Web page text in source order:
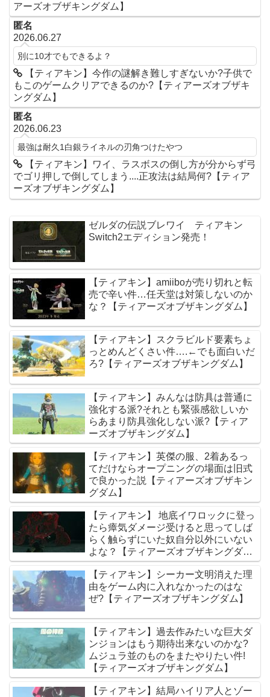
アーズオブザキングダム】
匿名
2026.06.27
別に10才でもできるよ？
【ティアキン】今作の謎解き難しすぎないか?子供で
もこのゲームクリアできるのか?【ティアーズオブザキ
ングダム】
匿名
2026.06.23
最強は耐久1白銀ライネルの刃角つけたやつ
【ティアキン】ワイ、ラスボスの倒し方が分からず弓
でゴリ押しで倒してしまう....正攻法は結局何?【ティア
ーズオブザキングダム】
ゼルダの伝説ブレワイ ティアキン
Switch2エディション発売！
【ティアキン】amiiboが売り切れと転
売で辛い件…任天堂は対策しないのか
な？【ティアーズオブザキングダム】
【ティアキン】スクラビルド要素ちょ
っとめんどくさい件….←でも面白いだ
ろ?【ティアーズオブザキングダム】
【ティアキン】みんなは防具は普通に
強化する派?それとも緊張感欲しいか
らあまり防具強化しない派?【ティア
ーズオブザキングダム】
【ティアキン】英傑の服、2着あるっ
てだけならオープニングの場面は旧式
で良かった説【ティアーズオブザキン
グダム】
【ティアキン】 地底イワロックに登っ
たら瘴気ダメージ受けると思ってしば
らく触らずにいた奴自分以外にいない
よな？【ティアーズオブザキングダ
ム】
【ティアキン】シーカー文明消えた理
由をゲーム内に入れなかったのはな
ぜ?【ティアーズオブザキングダム】
【ティアキン】過去作みたいな巨大ダ
ンジョンはもう期待出来ないのかな?
ムジュラ並のものをまたやりたい件!
【ティアーズオブザキングダム】
【ティアキン】結局ハイリア人とゾー